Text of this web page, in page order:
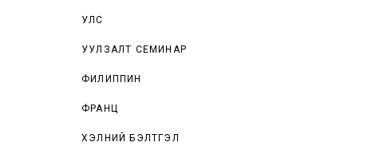
УЛС
УУЛЗАЛТ СЕМИНАР
ФИЛИППИН
ФРАНЦ
ХЭЛНИЙ БЭЛТГЭЛ